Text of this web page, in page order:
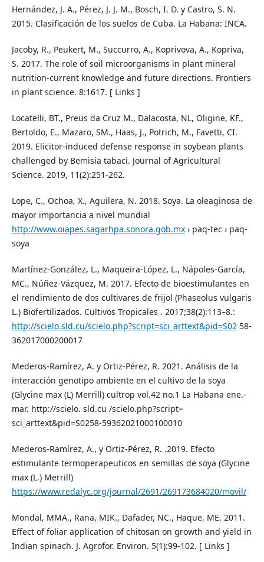
Hernández, J. A., Pérez, J. J. M., Bosch, I. D. y Castro, S. N.
2015. Clasificación de los suelos de Cuba. La Habana: INCA.
Jacoby, R., Peukert, M., Succurro, A., Koprivova, A., Kopriva,
S. 2017. The role of soil microorganisms in plant mineral
nutrition-current knowledge and future directions. Frontiers
in plant science. 8:1617. [ Links ]
Locatelli, BT., Preus da Cruz M., Dalacosta, NL, Oligine, KF.,
Bertoldo, E., Mazaro, SM., Haas, J., Potrich, M., Favetti, CI.
2019. Elicitor-induced defense response in soybean plants
challenged by Bemisia tabaci. Journal of Agricultural
Science. 2019, 11(2):251-262.
Lope, C., Ochoa, X., Aguilera, N. 2018. Soya. La oleaginosa de
mayor importancia a nivel mundial
http://www.oiapes.sagarhpa.sonora.gob.mx› paq-tec › paq-
soya
Martínez-González, L., Maqueira-López, L., Nápoles-García,
MC., Núñez-Vázquez, M. 2017. Efecto de bioestimulantes en
el rendimiento de dos cultivares de frijol (Phaseolus vulgaris
L.) Biofertilizados. Cultivos Tropicales . 2017;38(2):113–8.:
http://scielo.sld.cu/scielo.php?script=sci_arttext&pid=S0258-
362017000200017
Mederos-Ramírez, A. y Ortiz-Pérez, R. 2021. Análisis de la
interacción genotipo ambiente en el cultivo de la soya
(Glycine max (L) Merrill) cultrop vol.42 no.1 La Habana ene.-
mar. http://scielo. sld.cu /scielo.php?script=
sci_arttext&pid=S0258-59362021000100010
Mederos-Ramírez, A., y Ortiz-Pérez, R. .2019. Efecto
estimulante termoperapeuticos en semillas de soya (Glycine
max (L.) Merrill)
https://www.redalyc.org/journal/2691/269173684020/movil/
Mondal, MMA., Rana, MIK., Dafader, NC., Haque, ME. 2011.
Effect of foliar application of chitosan on growth and yield in
Indian spinach. J. Agrofor. Environ. 5(1):99-102. [ Links ]